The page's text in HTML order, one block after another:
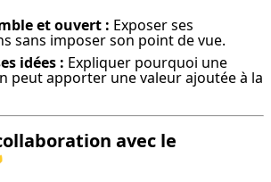
et ouvert : Exposer ses
sans imposer son point de vue.
idées : Expliquer pourquoi une
peut apporter une valeur ajoutée à la
avec le